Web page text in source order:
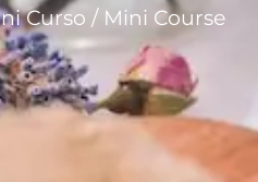
Curso / Mini Course